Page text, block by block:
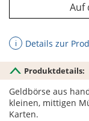
Auf
ℹ Details zur
Produktdetails:
Geldbörse aus
kleinen, mittigen
Karten.